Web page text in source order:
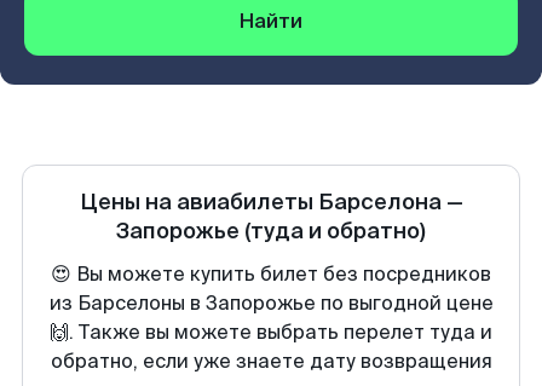
Найти
Цены на авиабилеты Барселона—
Запорожье (туда и обратно)
😍 Вы можете купить билет без посредников
из Барселоны в Запорожье по выгодной цене
🙌. Также вы можете выбрать перелет туда и
обратно, если уже знаете дату возвращения